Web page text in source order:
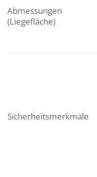
Abmessungen
(Liegefläche)
Sicherheitsmerkmale